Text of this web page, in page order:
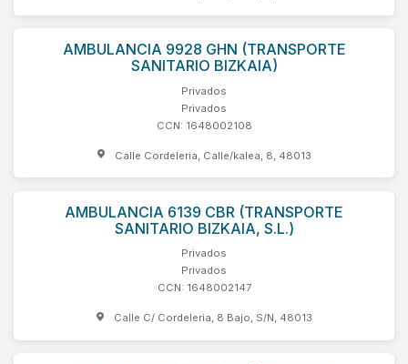
AMBULANCIA 9928 GHN (TRANSPORTE
SANITARIO BIZKAIA)
Privados
Privados
CCN: 1648002108
Calle Cordeleria, Calle/kalea, 8, 48013
AMBULANCIA 6139 CBR (TRANSPORTE
SANITARIO BIZKAIA, S.L.)
Privados
Privados
CCN: 1648002147
Calle C/ Cordeleria, 8 Bajo, S/N, 48013